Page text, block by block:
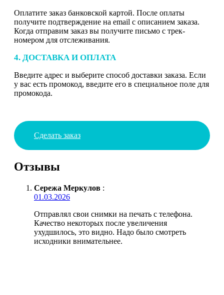
Оплатите заказ банковской картой. После оплаты
получите подтверждение на email с описанием заказа.
Когда отправим заказ вы получите письмо с трек-
номером для отслеживания.
4. ДОСТАВКА И ОПЛАТА
Введите адрес и выберите способ доставки заказа. Если
у вас есть промокод, введите его в специальное поле для
промокода.
Сделать заказ
Отзывы
Сережа Меркулов :
01.03.2026
Отправлял свои снимки на печать с телефона.
Качество некоторых после увеличения
ухудшилось, это видно. Надо было смотреть
исходники внимательнее.